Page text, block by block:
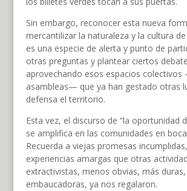
Sin embargo, reconocer esta nueva
mercantilizar la naturaleza y la cultura
es una especie de alerta y punto de
otras preguntas y plantear ciertos
aprovechando esos espacios
asambleas— que ya han gestado otras
defensa el territorio.
Esta vez, el discurso de “la oportunidad
se amplifica en las comunidades en
Recuerda a viejas promesas
experiencias amargas que otras
extractivistas, menos obvias, más
embaucadoras, ya nos regalaron.